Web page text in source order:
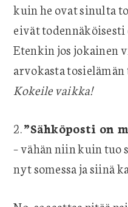
kuin he ovat sinulta
eivät todennäköisesti
Etenkin jos jokainen
arvokasta
Kokeile vaikka!
2.”Sähköposti on
– vähän niin kuin tuo
nyt somessa ja siinä